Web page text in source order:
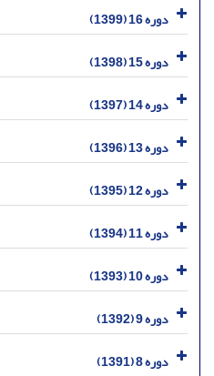
دوره 16 (1399)
دوره 15 (1398)
دوره 14 (1397)
دوره 13 (1396)
دوره 12 (1395)
دوره 11 (1394)
دوره 10 (1393)
دوره 9 (1392)
دوره 8 (1391)